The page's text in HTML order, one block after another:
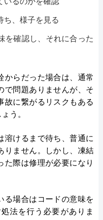
ち、様子を見る
を確認し、それに合った
からだった場合は、通常
で問題ありませんが、そ
故に繋がるリスクもある
う。
溶けるまで待ち、普通に
りません。しかし、凍結
た際は修理が必要になり
る場合はコードの意味を
法を行う必要がありま